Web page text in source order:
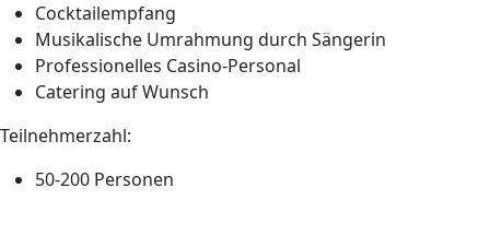
Cocktailempfang
Musikalische Umrahmung durch Sängerin
Professionelles Casino-Personal
Catering auf Wunsch
Teilnehmerzahl:
50-200 Personen